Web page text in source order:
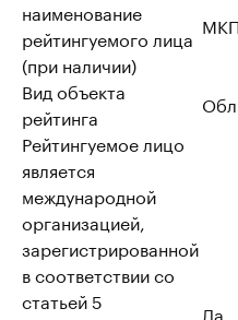
наименование
рейтингуемого лица
(при наличии)
Вид объекта
рейтинга
Рейтингуемое лицо
является
международной
организацией,
зарегистрированной
в соответствии со
статьей 5
Да